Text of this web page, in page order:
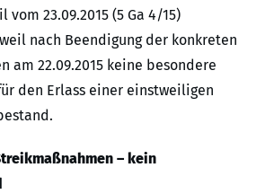
23.09.2015 (5 Ga 4/15)
nach Beendigung der konkreten
am 22.09.2015 keine besondere
den Erlass einer einstweiligen
– kein